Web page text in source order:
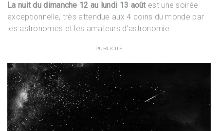
La nuit du dimanche 12 au lundi 13 aoûtest une soirée
exceptionnelle, très attendue aux 4 coins du monde par
les astronomes et les amateurs d’astronomie.
PUBLICITÉ